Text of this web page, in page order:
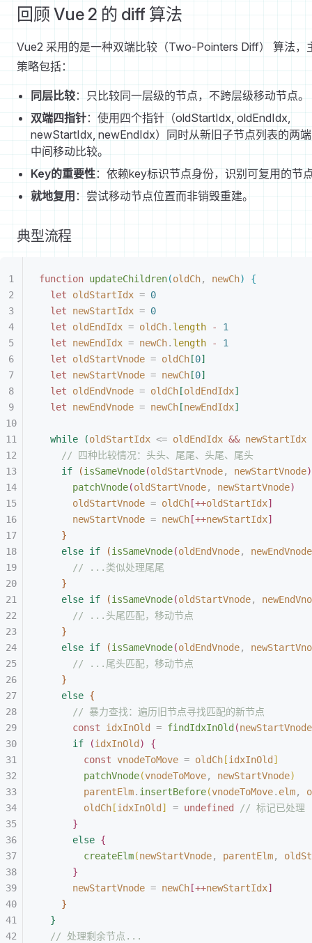
回顾 Vue 2 的 diff 算法
Vue2 采用的是一种双端比较（Two-Pointers Diff） 算法，
策略包括：
同层比较：只比较同一层级的节点，不跨层级移动节点。
双端四指针：使用四个指针（oldStartIdx, oldEndIdx,
newStartIdx, newEndIdx）同时从新旧子节点列表的两
中间移动比较。
Key的重要性：依赖key标识节点身份，识别可复用的节
就地复用 ：尝试移动节点位置而非销毁重建。
典型流程
function updateChildren(oldCh, newCh)
{
let oldStartIdx = 0
let newStartIdx = 0
let oldEndIdx = oldCh. length - 1
let newEndIdx = newCh. length - 1
let oldStartVnode = oldCh [0]
let newStartVnode = newCh [0]
let oldEndVnode = oldCh [oldEndIdx]
let newEndVnode = newCh [newEndIdx]
while (oldStartIdx <= oldEndIdx && newStartIdx
// 四种比较情况：头头、尾尾、头尾、尾头
if
(isSameVnode(oldStartVnode, newStartVnode)
patchVnode(oldStartVnode, newStartVnode)
oldStartVnode = oldCh [++oldStartIdx]
newStartVnode = newCh [++newStartIdx]
}
else if (isSameVnode(oldEndVnode,
newEndVnode
// ...类似处理尾尾
}
else if (isSameVnode(oldStartVnode,
// ...头尾匹配，移动节点
}
else if (isSameVnode(oldEndVnode,
// ...尾头匹配，移动节点
}
else {
// 暴力查找：遍历旧节点寻找匹配的新节点
const idxInOld = findIdxInOld (newStartVnode
if
(idxInOld )
{
const vnodeToMove = oldCh [idxInOld ]
patchVnode(vnodeToMove, newStartVnode)
parentElm. insertBefore(vnodeToMove. elm,
oldCh [idxInOld ] = undefined
// 标记已处理
}
else {
createElm(newStartVnode, parentElm,
}
newStartVnode = newCh [++newStartIdx]
}
}
// 处理剩余节点...